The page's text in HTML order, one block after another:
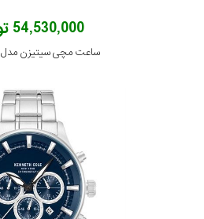
54,530,000 تومان
ساعت مچی سیتیزن مدل CA7048-08L